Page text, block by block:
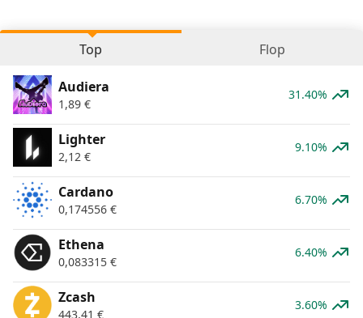
Top Flop
Audiera
1,89 €
31.40%
Lighter
2,12 €
9.10%
Cardano
0,174556 €
6.70%
Ethena
0,083315 €
6.40%
Zcash
443,41 €
3.60%